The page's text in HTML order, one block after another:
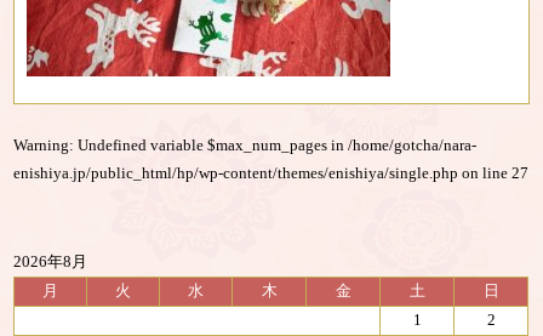
Warning: Undefined variable $max_num_pages in/home/gotcha/nara-
enishiya.jp/public_html/hp/wp-content/themes/enishiya/single.php on line27
2026年8月
月
火 水 木 金 土
日
1
2